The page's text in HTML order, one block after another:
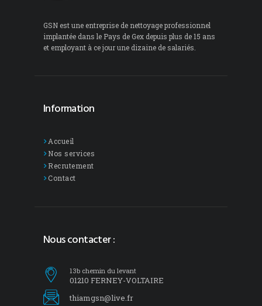
GSN est une entreprise de nettoyage professionnel
implantée dans le Pays de Gex depuis plus de 15 ans
et employant à ce jour une dizaine de salariés.
Information
Accueil
Nos services
Recrutement
Contact
Nous contacter :
13b chemin du levant
01210 FERNEY-VOLTAIRE
thiamgsn@live.fr